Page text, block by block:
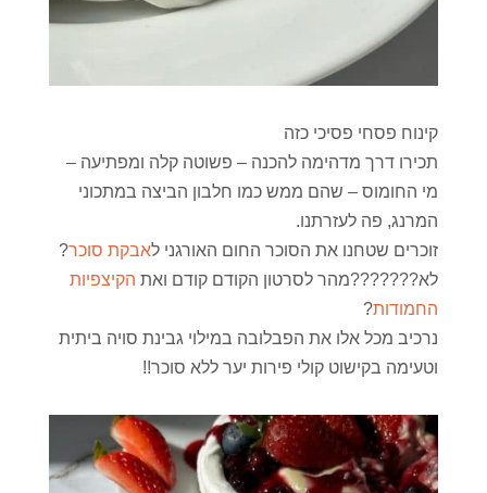
קינוח פסחי פסיכי כזה
תכירו דרך מדהימה להכנה – פשוטה קלה ומפתיעה –
מי החומוס – שהם ממש כמו חלבון הביצה במתכוני
המרנג, פה לעזרתנו.
זוכרים שטחנו את הסוכר החום האורגני לאבקת סוכר?
לא???????מהר לסרטון הקודם קודם ואת הקיצפיות
החמודות?
נרכיב מכל אלו את הפבלובה במילוי גבינת סויה ביתית
וטעימה בקישוט קולי פירות יער ללא סוכר!!